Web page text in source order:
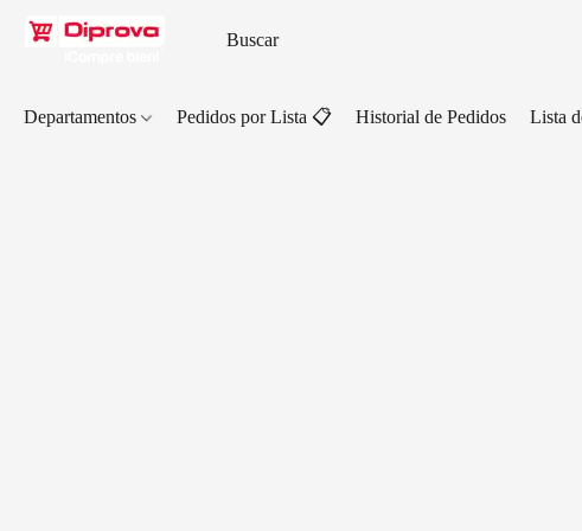
Departamentos Pedidos por Lista 📋 Historial de Pedidos Lista